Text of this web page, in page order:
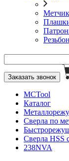
Заказать звонок
MCTool
Каталог
Сверла по
Сверла HSS
238NVA